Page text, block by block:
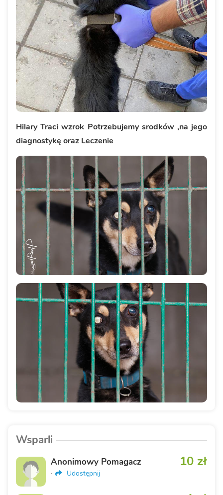
Hilary Traci wzrok Potrzebujemy srodków ,na jego
diagnostykę oraz Leczenie
Wsparli
10 zł
Anonimowy Pomagacz
· Udostępnij